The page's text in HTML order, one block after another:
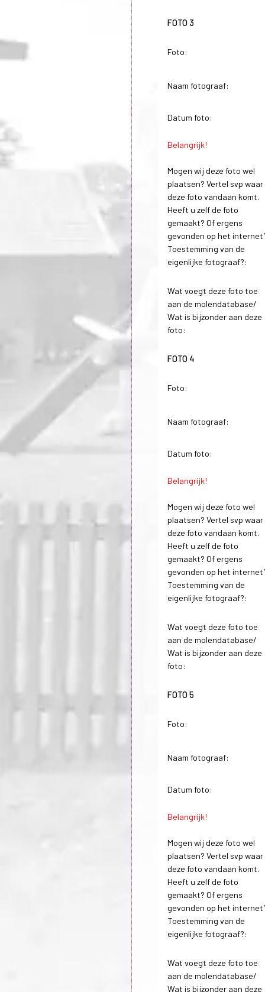
FOTO 3
Foto:
Naam fotograaf:
Datum foto:
Belangrijk!
Mogen wij deze foto wel
plaatsen? Vertel svp waar
deze foto vandaan komt.
Heeft u zelf de foto
gemaakt? Of ergens
gevonden op het
Toestemming van de
eigenlijke fotograaf?:
Wat voegt deze foto toe
aan de molendatabase/
Wat is bijzonder aan deze
foto:
FOTO 4
Foto:
Naam fotograaf:
Datum foto:
Belangrijk!
Mogen wij deze foto wel
plaatsen? Vertel svp waar
deze foto vandaan komt.
Heeft u zelf de foto
gemaakt? Of ergens
gevonden op het
Toestemming van de
eigenlijke fotograaf?:
Wat voegt deze foto toe
aan de molendatabase/
Wat is bijzonder aan deze
foto:
FOTO 5
Foto:
Naam fotograaf:
Datum foto:
Belangrijk!
Mogen wij deze foto wel
plaatsen? Vertel svp waar
deze foto vandaan komt.
Heeft u zelf de foto
gemaakt? Of ergens
gevonden op het
Toestemming van de
eigenlijke fotograaf?:
Wat voegt deze foto toe
aan de molendatabase/
Wat is bijzonder aan deze